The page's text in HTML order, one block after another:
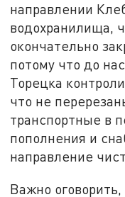
направлении
водохранилища,
окончательно
потому что до
Торецка
что не
транспортные в
пополнения и
направление
Важно